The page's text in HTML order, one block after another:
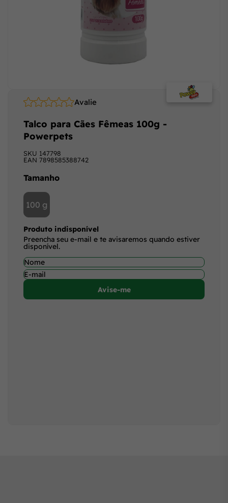
Avalie
SKU 147798
EAN 7898585388742
Talco para Cães Fêmeas 100g -
Powerpets
Tamanho
100 g
Produto indisponível
Preencha seu e-mail e te avisaremos quando estiver
disponível.
Avise-me